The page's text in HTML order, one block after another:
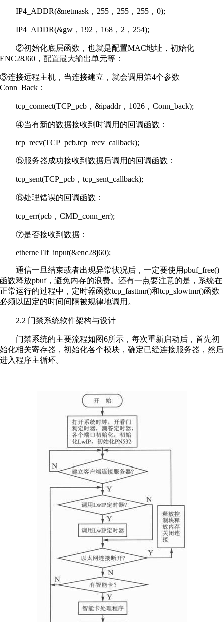
IP4_ADDR(&netmask，255，255，255，0);
IP4_ADDR(&gw，192，168，2，254);
②初始化底层函数，也就是配置MAC地址，初始化
ENC28J60，配置最大输出单元等：
③连接远程主机，当连接建立，就会调用第4个参数
Conn_Back：
tcp_connect(TCP_pcb，&ipaddr，1026，Conn_back);
④当有新的数据接收到时调用的回调函数：
tcp_recv(TCP_pcb.tcp_recv_callback);
⑤服务器成功接收到数据后调用的回调函数：
tcp_sent(TCP_pcb，tcp_sent_callback);
⑥处理错误的回调函数：
tcp_err(pcb，CMD_conn_err);
⑦是否接收到数据：
etherneTIf_input(&enc28j60);
通信一旦结束或者出现异常状况后，一定要使用pbuf_free()
函数释放pbuf，避免内存的浪费。还有一点要注意的是，系统在
正常运行的过程中，定时器函数tcp_fasttmr()和tcp_slowtmr()函数
必须以固定的时间间隔被规律地调用。
2.2 门禁系统软件架构与设计
门禁系统的主要流程如图6所示，每次重新启动后，首先初
始化相关寄存器，初始化各个模块，确定已经连接服务器，然后
进入程序主循环。